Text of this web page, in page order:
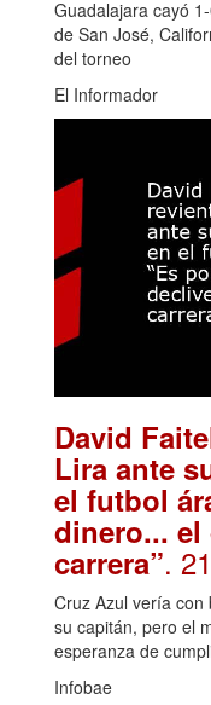
Guadalajara cayó
de San José,
del torneo
El Informador
David
Lira ante
el futbol
dinero... el
carrera”.
Cruz Azul vería
su capitán, pero el
esperanza de
Infobae